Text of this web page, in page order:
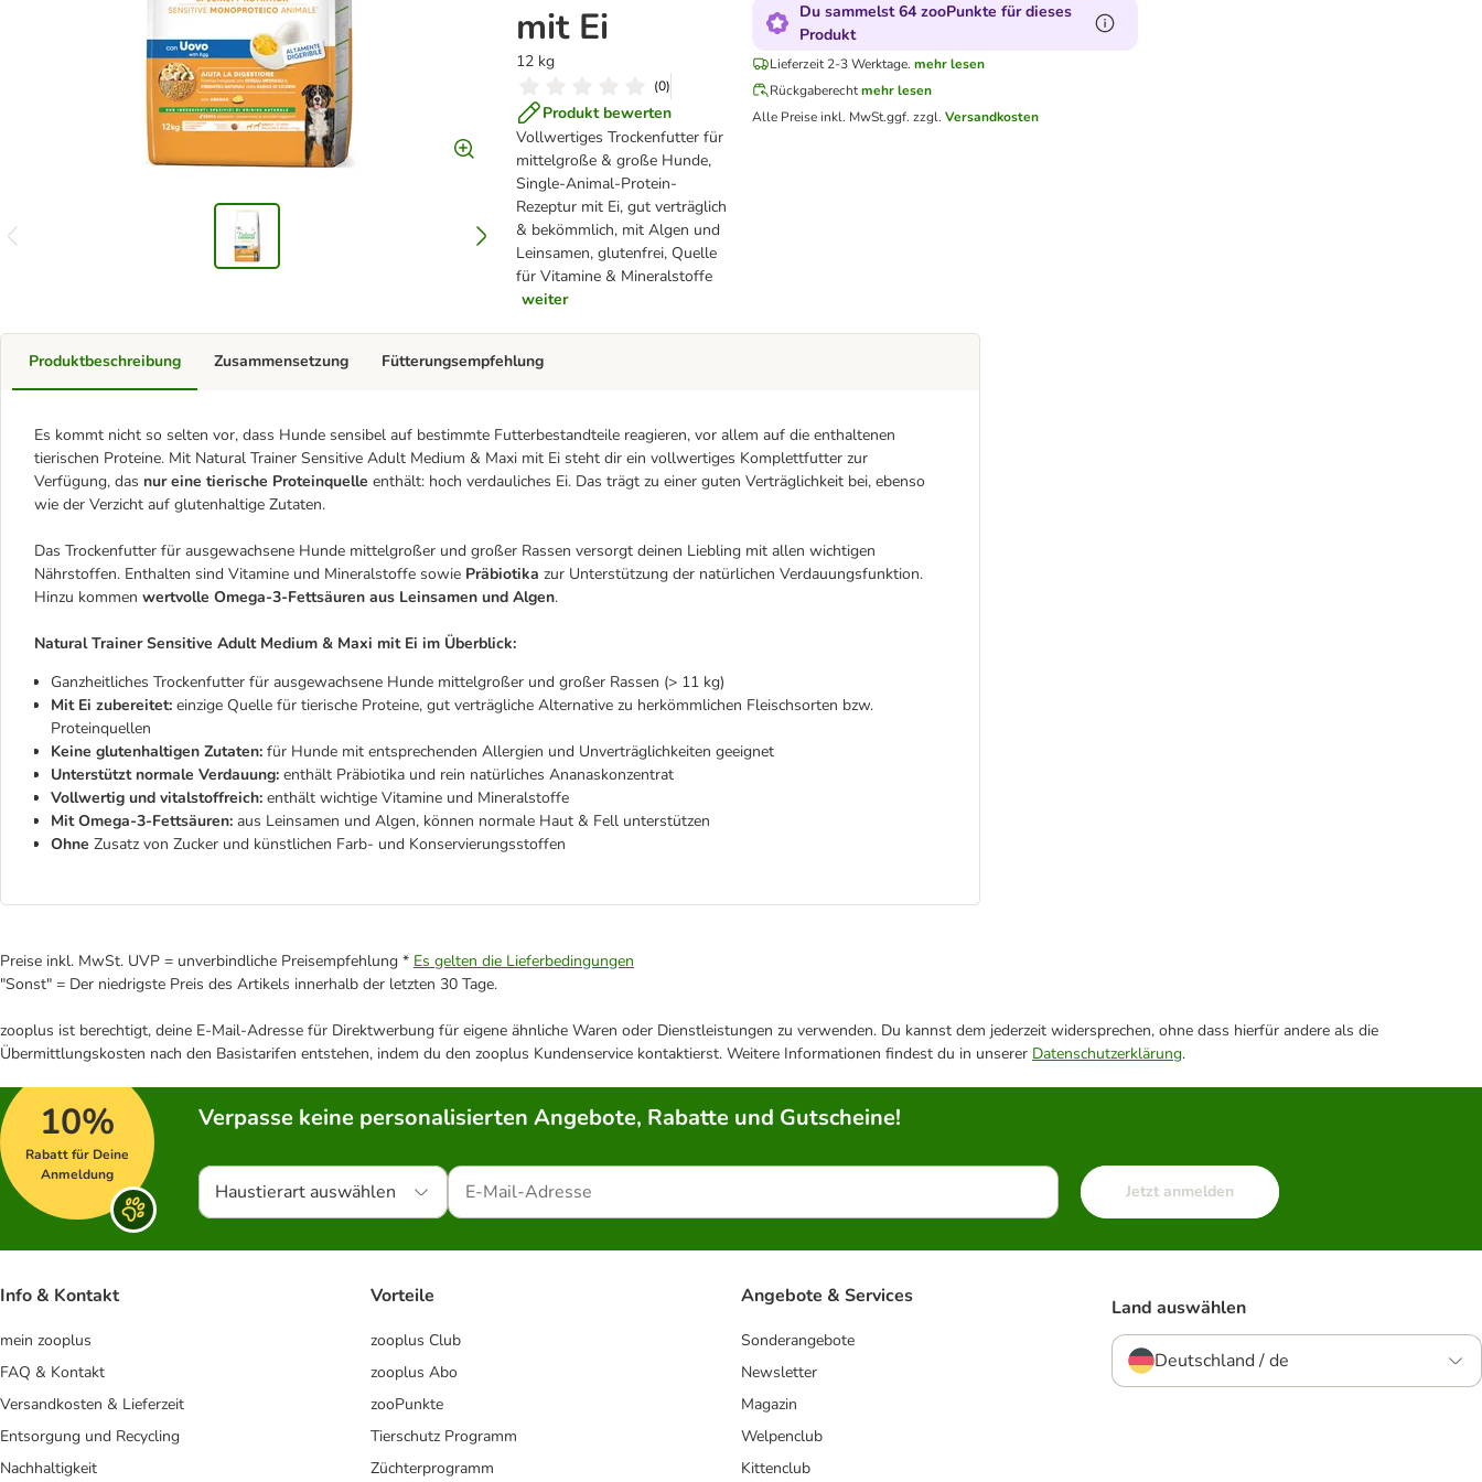
mit Ei
12 kg
(0)
Produkt bewerten
Vollwertiges Trockenfutter für
mittelgroße & große Hunde,
Single-Animal-Protein-
Rezeptur mit Ei, gut verträglich
& bekömmlich, mit Algen und
Leinsamen, glutenfrei, Quelle
für Vitamine & Mineralstoffe
weiter
Du sammelst 64 zooPunkte für dieses
Produkt
Lieferzeit 2-3 Werktage. mehr lesen
Rückgaberechtmehr lesen
Alle Preise inkl. MwSt.ggf. zzgl. Versandkosten
Produktbeschreibung
Es kommt nicht so selten vor, dass Hunde sensibel auf bestimmte Futterbestandteile reagieren, vor allem auf die enthaltenen
tierischen Proteine. Mit Natural Trainer Sensitive Adult Medium & Maxi mit Ei steht dir ein vollwertiges Komplettfutter zur
Verfügung, das nur eine tierische Proteinquelle enthält: hoch verdauliches Ei. Das trägt zu einer guten Verträglichkeit bei, ebenso
wie der Verzicht auf glutenhaltige Zutaten.
Das Trockenfutter für ausgewachsene Hunde mittelgroßer und großer Rassen versorgt deinen Liebling mit allen wichtigen
Nährstoffen. Enthalten sind Vitamine und Mineralstoffe sowie Präbiotika zur Unterstützung der natürlichen Verdauungsfunktion.
Hinzu kommen wertvolle Omega-3-Fettsäuren aus Leinsamen und Algen.
Natural Trainer Sensitive Adult Medium & Maxi mit Ei im Überblick:
Ganzheitliches Trockenfutter für ausgewachsene Hunde mittelgroßer und großer Rassen (> 11 kg)
Mit Ei zubereitet: einzige Quelle für tierische Proteine, gut verträgliche Alternative zu herkömmlichen Fleischsorten bzw.
Proteinquellen
Keine glutenhaltigen Zutaten: für Hunde mit entsprechenden Allergien und Unverträglichkeiten geeignet
Unterstützt normale Verdauung: enthält Präbiotika und rein natürliches Ananaskonzentrat
Vollwertig und vitalstoffreich: enthält wichtige Vitamine und Mineralstoffe
Mit Omega-3-Fettsäuren: aus Leinsamen und Algen, können normale Haut & Fell unterstützen
Ohne Zusatz von Zucker und künstlichen Farb- und Konservierungsstoffen
Zusammensetzung Fütterungsempfehlung
Preise inkl. MwSt. UVP = unverbindliche Preisempfehlung * Es gelten die Lieferbedingungen
"Sonst" = Der niedrigste Preis des Artikels innerhalb der letzten 30 Tage.
zooplus ist berechtigt, deine E-Mail-Adresse für Direktwerbung für eigene ähnliche Waren oder Dienstleistungen zu verwenden. Du kannst dem jederzeit widersprechen, ohne dass hierfür andere als die
Übermittlungskosten nach den Basistarifen entstehen, indem du den zooplus Kundenservice kontaktierst. Weitere Informationen findest du in unserer Datenschutzerklärung.
10%
Rabatt für Deine
Anmeldung
Verpasse keine personalisierten Angebote, Rabatte und Gutscheine!
Haustierart auswählen Jetzt anmelden
Info & Kontakt
mein zooplus
FAQ & Kontakt
Versandkosten & Lieferzeit
Entsorgung und Recycling
Nachhaltigkeit
Vorteile
zooplus Club
zooplus Abo
zooPunkte
Tierschutz Programm
Züchterprogramm
Angebote & Services
Sonderangebote
Newsletter
Magazin
Welpenclub
Kittenclub
Land auswählen
Deutschland / de